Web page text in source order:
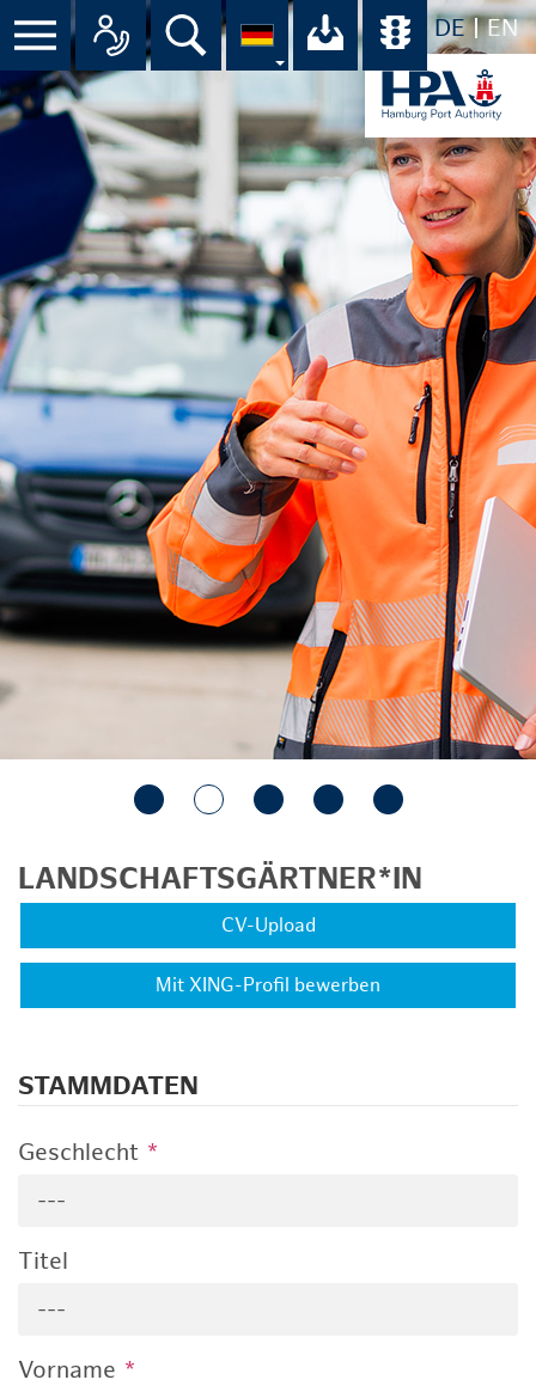
DE EN
Suche Ihr Download-
LANDSCHAFTSGÄRTNER*IN
CV-Upload
Mit XING-Profil bewerben
STAMMDATEN
Geschlecht *
---
Titel
---
Vorname *